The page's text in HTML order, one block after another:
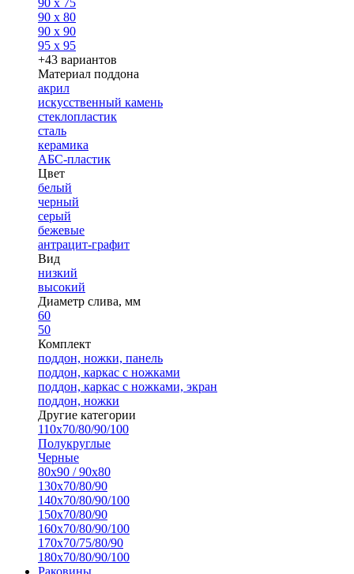
90 x 75
90 x 80
90 x 90
95 x 95
+43 вариантов
Материал поддона
акрил
искусственный камень
стеклопластик
сталь
керамика
АБС-пластик
Цвет
белый
черный
серый
бежевые
антрацит-графит
Вид
низкий
высокий
Диаметр слива, мм
60
50
Комплект
поддон, ножки, панель
поддон, каркас с ножками
поддон, каркас с ножками, экран
поддон, ножки
Другие категории
110х70/80/90/100
Полукруглые
Черные
80х90 / 90х80
130х70/80/90
140х70/80/90/100
150х70/80/90
160х70/80/90/100
170х70/75/80/90
180х70/80/90/100
Раковины